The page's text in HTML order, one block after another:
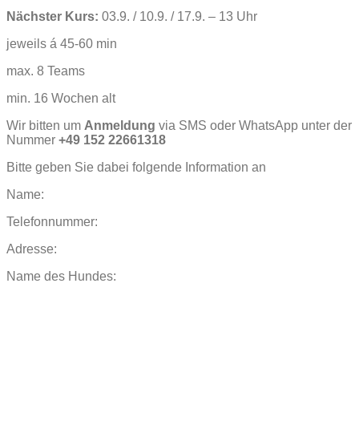
Nächster Kurs: 03.9. / 10.9. / 17.9. – 13 Uhr
jeweils á 45-60 min
max. 8 Teams
min. 16 Wochen alt
Wir bitten um Anmeldung via SMS oder WhatsApp unter der
Nummer +49 152 22661318
Bitte geben Sie dabei folgende Information an
Name:
Telefonnummer:
Adresse:
Name des Hundes: